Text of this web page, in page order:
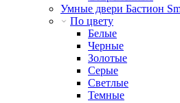
Умные двери Бастион
По цвету
Белые
Черные
Золотые
Серые
Светлые
Темные